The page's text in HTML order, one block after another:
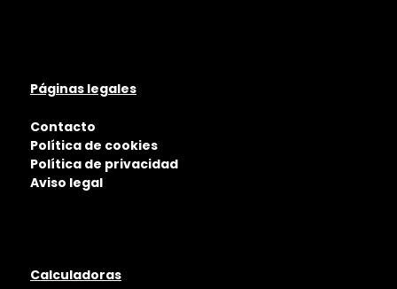
Páginas legales
Contacto
Política de cookies
Política de privacidad
Aviso legal
Calculadoras